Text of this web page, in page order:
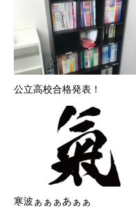
公立高校合格発表！
寒波ぁぁぁあぁぁ